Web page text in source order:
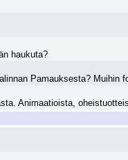
haukuta?
Pamauksesta? Muihin
Animaatioista,